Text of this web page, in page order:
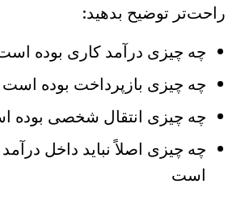
راحت‌تر توضیح بدهید:
چه چیزی درآمد کاری بوده
چه چیزی بازپرداخت بوده است
چه چیزی انتقال شخصی بوده
چه چیزی اصلاً نباید داخل
است